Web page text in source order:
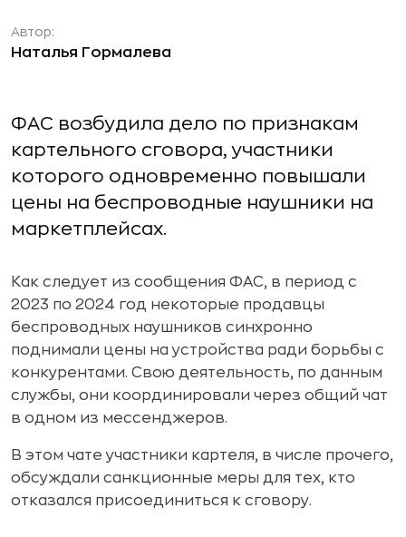
Автор:
Наталья Гормалева
ФАС возбудила дело по признакам
картельного сговора, участники
которого одновременно повышали
цены на беспроводные наушники на
маркетплейсах.
Как следует из сообщения ФАС, в период с
2023 по 2024 год некоторые продавцы
беспроводных наушников синхронно
поднимали цены на устройства ради борьбы с
конкурентами. Свою деятельность, по данным
службы, они координировали через общий чат
в одном из мессенджеров.
В этом чате участники картеля, в числе прочего,
обсуждали санкционные меры для тех, кто
отказался присоединиться к сговору.